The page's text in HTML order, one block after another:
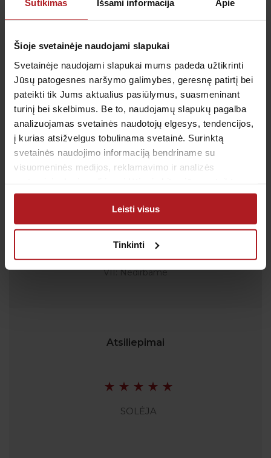
Sutikimas Išsami informacija Apie
Šioje svetainėje naudojami slapukai
Svetainėje naudojami slapukai mums padeda užtikrinti
Jūsų patogesnes naršymo galimybes, geresnę patirtį bei
pateikti tik Jums aktualius pasiūlymus, suasmeninant
turinį bei skelbimus. Be to, naudojamų slapukų pagalba
analizuojamas svetainės naudotojų elgesys, tendencijos,
į kurias atsižvelgus tobulinama svetainė. Surinktą
svetainės naudojimo informaciją bendriname su
visuomeninės medijos, reklamavimo ir analizės
arba naudojant paslaugas surinktos informacijos.
Leisti visus
Tinkinti
Klientų aptarnavimas
Tel.:+370 700 55 511
Tel.: (iš užsienio)00-370-37-245330
Skambučiai į klientų aptarnavimo centro numerį
El. paštas:
pagalba@anteja.lt
Darbo laikas:
VII: Nedirbame
Atsiliepimai
SOLĖJA